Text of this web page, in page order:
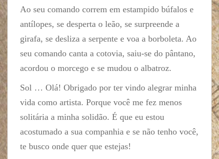
Ao seu comando correm em estampido búfalos e
antílopes, se desperta o leão, se surpreende a
girafa, se desliza a serpente e voa a borboleta. Ao
seu comando canta a cotovia, saiu-se do pântano,
acordou o morcego e se mudou o albatroz.
Sol … Olá! Obrigado por ter vindo alegrar minha
vida como artista. Porque você me fez menos
solitária a minha solidão. É que eu estou
acostumado a sua companhia e se não tenho você,
te busco onde quer que estejas!